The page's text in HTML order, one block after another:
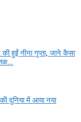
नीना गुप्ता, जाने कैसा
दुनिया में आया नया